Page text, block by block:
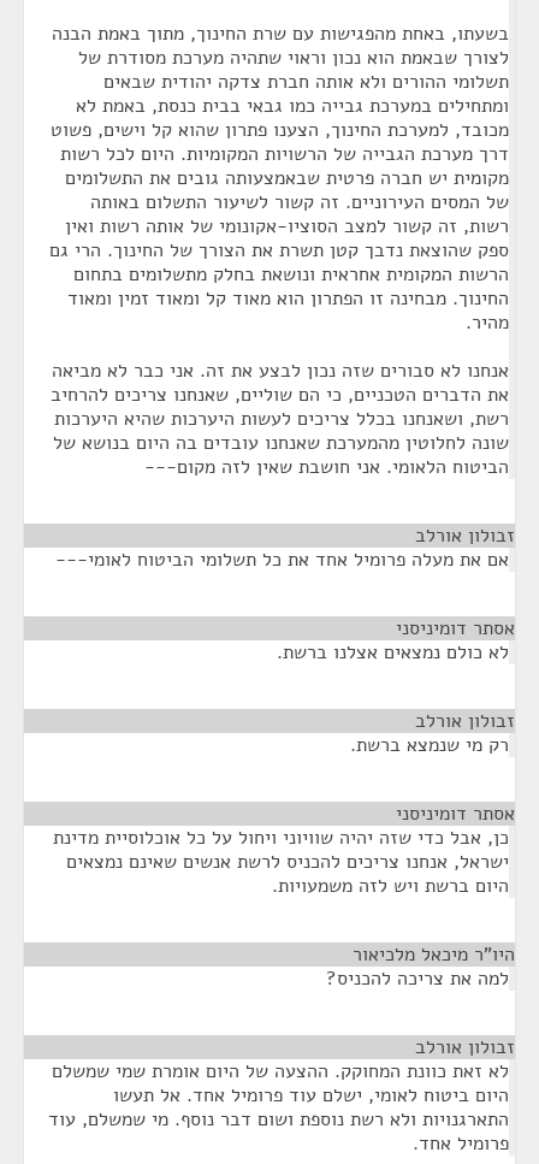
בשעתו, באחת מהפגישות עם שרת החינוך, מתוך באמת הבנה
לצורך שבאמת הוא נכון וראוי שתהיה מערכת מסודרת של
תשלומי ההורים ולא אותה חברת צדקה יהודית שבאים
ומתחילים במערכת גבייה כמו גבאי בבית כנסת, באמת לא
מכובד, למערכת החינוך, הצענו פתרון שהוא קל וישים, פשוט
דרך מערכת הגבייה של הרשויות המקומיות. היום לכל רשות
מקומית יש חברה פרטית שבאמצעותה גובים את התשלומים
של המסים העירוניים. זה קשור לשיעור התשלום באותה
רשות, זה קשור למצב הסוציו-אקונומי של אותה רשות ואין
ספק שהוצאת נדבך קטן תשרת את הצורך של החינוך. הרי גם
הרשות המקומית אחראית ונושאת בחלק מתשלומים בתחום
החינוך. מבחינה זו הפתרון הוא מאוד קל ומאוד זמין ומאוד
מהיר.
אנחנו לא סבורים שזה נכון לבצע את זה. אני כבר לא מביאה
את הדברים הטכניים, כי הם שוליים, שאנחנו צריכים להרחיב
רשת, ושאנחנו בכלל צריכים לעשות היערכות שהיא היערכות
שונה לחלוטין מהמערכת שאנחנו עובדים בה היום בנושא של
הביטוח הלאומי. אני חושבת שאין לזה מקום---
זבולון אורלב
אם את מעלה פרומיל אחד את כל תשלומי הביטוח לאומי---
אסתר דומיניסני
לא כולם נמצאים אצלנו ברשת.
זבולון אורלב
רק מי שנמצא ברשת.
אסתר דומיניסני
כן, אבל כדי שזה יהיה שוויוני ויחול על כל אוכלוסיית מדינת
ישראל, אנחנו צריכים להכניס לרשת אנשים שאינם נמצאים
היום ברשת ויש לזה משמעויות.
היו"ר מיכאל מלכיאור
למה את צריכה להכניס?
זבולון אורלב
לא זאת כוונת המחוקק. ההצעה של היום אומרת שמי שמשלם
היום ביטוח לאומי, ישלם עוד פרומיל אחד. אל תעשו
התארגנויות ולא רשת נוספת ושום דבר נוסף. מי שמשלם, עוד
פרומיל אחד.